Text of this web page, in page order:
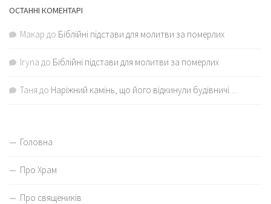
ОСТАННІ КОМЕНТАРІ
Макар до Біблійні підстави для молитви за померлих
Iryna до Біблійні підстави для молитви за померлих
Таня до Наріжний камінь, що його відкинули будівничі…
Головна
Про Храм
Про священиків